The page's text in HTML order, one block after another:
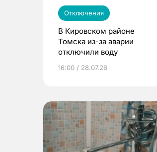
Отключения
В Кировском районе
Томска из-за аварии
отключили воду
16:00 / 28.07.26